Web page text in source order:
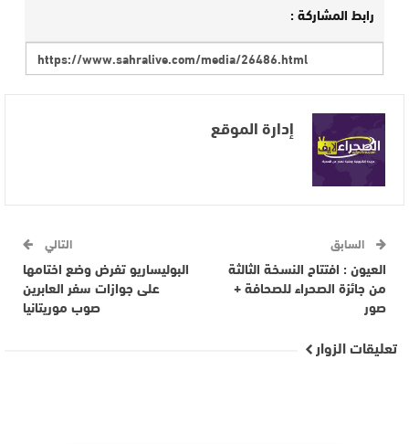
رابط المشاركة :
إدارة الموقع
السابق
العيون : افتتاح النسخة الثالثة
من جائزة الصحراء للصحافة +
صور
التالي
البوليساريو تفرض وضع اختامها
على جوازات سفر العابرين
صوب موريتانيا‎
تعليقات الزوار